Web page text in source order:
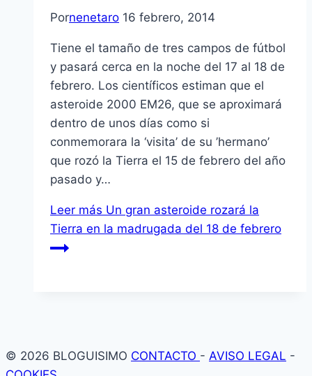
Pornenetaro 16 febrero, 2014
Tiene el tamaño de tres campos de fútbol
y pasará cerca en la noche del 17 al 18 de
febrero. Los científicos estiman que el
asteroide 2000 EM26, que se aproximará
dentro de unos días como si
conmemorara la ‘visita’ de su ’hermano’
que rozó la Tierra el 15 de febrero del año
pasado y…
Leer más Un gran asteroide rozará la
Tierra en la madrugada del 18 de febrero
© 2026 BLOGUISIMO CONTACTO - AVISO LEGAL -